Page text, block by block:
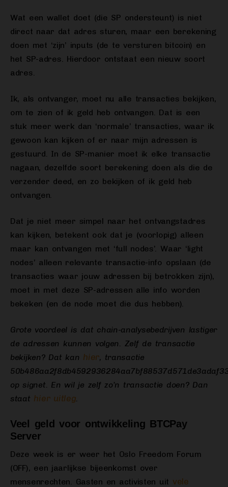
Wat een wallet doet (die SP ondersteunt) is niet
direct naar dat adres sturen, maar een berekening
doen met ‘zijn’ inputs (de te versturen bitcoin) en
het SP-adres. Hierdoor ontstaat een nieuw soort
adres.
Ik, als ontvanger, moet nu alle transacties bekijken,
om te zien of ik geld heb ontvangen. Dat is een
stuk meer werk dan ‘normale’ transacties, waar ik
gewoon kan kijken of er naar mijn adressen is
gestuurd. In de SP-manier moet ik elke transactie
nagaan, dezelfde soort berekening doen als die de
verzender deed, en zo bekijken of ik geld heb
ontvangen.
Dat je niet meer simpel naar het ontvangstadres
kan kijken, betekent ook dat je (voorlopig) alleen
maar kan ontvangen met ‘full nodes’. Waar ‘light
nodes’ alleen relevante transactie-info opslaan (de
transacties waar jouw adressen bij betrokken zijn),
moet in met deze SP-adressen alle info worden
bekeken (en de node moet die dus hebben).
Grote voordeel is dat chain-analysebedrijven lastiger
de adressen kunnen volgen. Zelf de transactie
bekijken? Dat kan hier, transactie
op signet. En wil je zelf zo’n transactie doen? Dan
staat hier uitleg.
Veel geld voor ontwikkeling BTCPay
Server
Deze week is er weer het Oslo Freedom Forum
(OFF), een jaarlijkse bijeenkomst over
mensenrechten. Gasten en activisten uit vele